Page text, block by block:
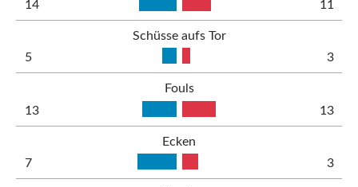
14
11
Schüsse aufs Tor
5
3
Fouls
13
13
Ecken
7
3